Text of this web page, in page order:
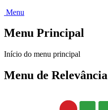
Menu
Menu Principal
Início do menu principal
Menu de Relevância